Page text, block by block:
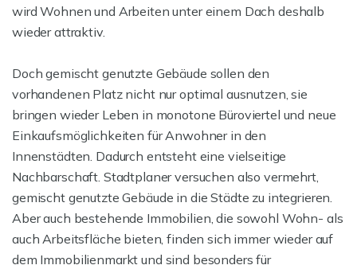
wird Wohnen und Arbeiten unter einem Dach deshalb
wieder attraktiv.
Doch gemischt genutzte Gebäude sollen den
vorhandenen Platz nicht nur optimal ausnutzen, sie
bringen wieder Leben in monotone Büroviertel und neue
Einkaufsmöglichkeiten für Anwohner in den
Innenstädten. Dadurch entsteht eine vielseitige
Nachbarschaft. Stadtplaner versuchen also vermehrt,
gemischt genutzte Gebäude in die Städte zu integrieren.
Aber auch bestehende Immobilien, die sowohl Wohn- als
auch Arbeitsfläche bieten, finden sich immer wieder auf
dem Immobilienmarkt und sind besonders für